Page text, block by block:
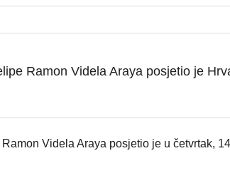
Ramon Videla Araya posjetio je
Videla Araya posjetio je u četvrtak,